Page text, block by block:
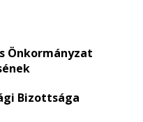
Önkormányzat
Bizottsága